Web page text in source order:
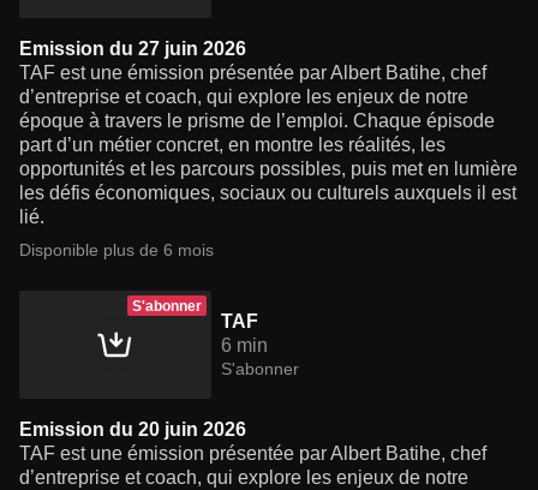
Emission du 27 juin 2026
TAF est une émission présentée par Albert Batihe, chef
d’entreprise et coach, qui explore les enjeux de notre
époque à travers le prisme de l’emploi. Chaque épisode
part d’un métier concret, en montre les réalités, les
opportunités et les parcours possibles, puis met en lumière
les défis économiques, sociaux ou culturels auxquels il est
lié.
Disponible plus de 6 mois
S'abonner
TAF
6 min
S'abonner
Emission du 20 juin 2026
TAF est une émission présentée par Albert Batihe, chef
d’entreprise et coach, qui explore les enjeux de notre